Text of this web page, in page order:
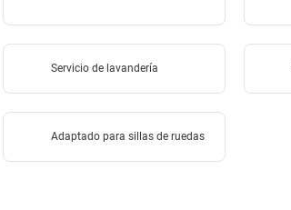
Servicio de lavandería
Adaptado para sillas de ruedas